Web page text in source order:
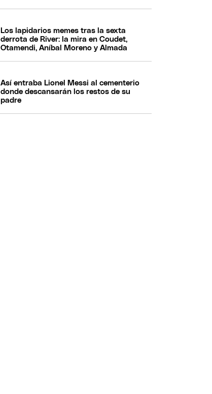
Los lapidarios memes tras la sexta
derrota de River: la mira en Coudet,
Otamendi, Aníbal Moreno y Almada
Así entraba Lionel Messi al cementerio
donde descansarán los restos de su
padre